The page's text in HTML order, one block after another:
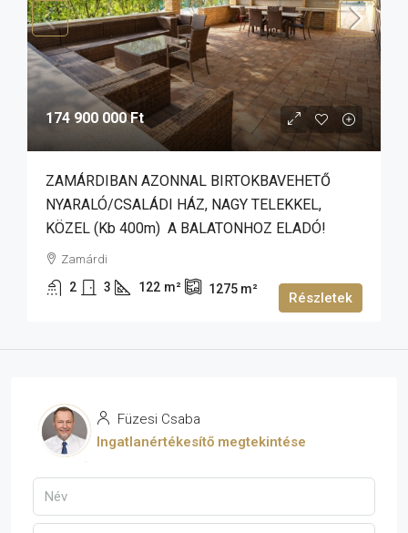
174 900 000 Ft
ZAMÁRDIBAN AZONNAL BIRTOKBAVEHETŐ
NYARALÓ/CSALÁDI HÁZ, NAGY TELEKKEL,
KÖZEL (kb 400m) A BALATONHOZ ELADÓ!
Zamárdi
2 3 122 m² 1275 m²
Részletek
Füzesi Csaba
Ingatlanértékesítő megtekintése